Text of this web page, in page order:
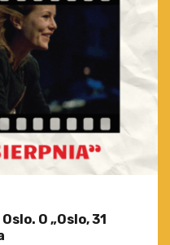
O „Oslo, 31